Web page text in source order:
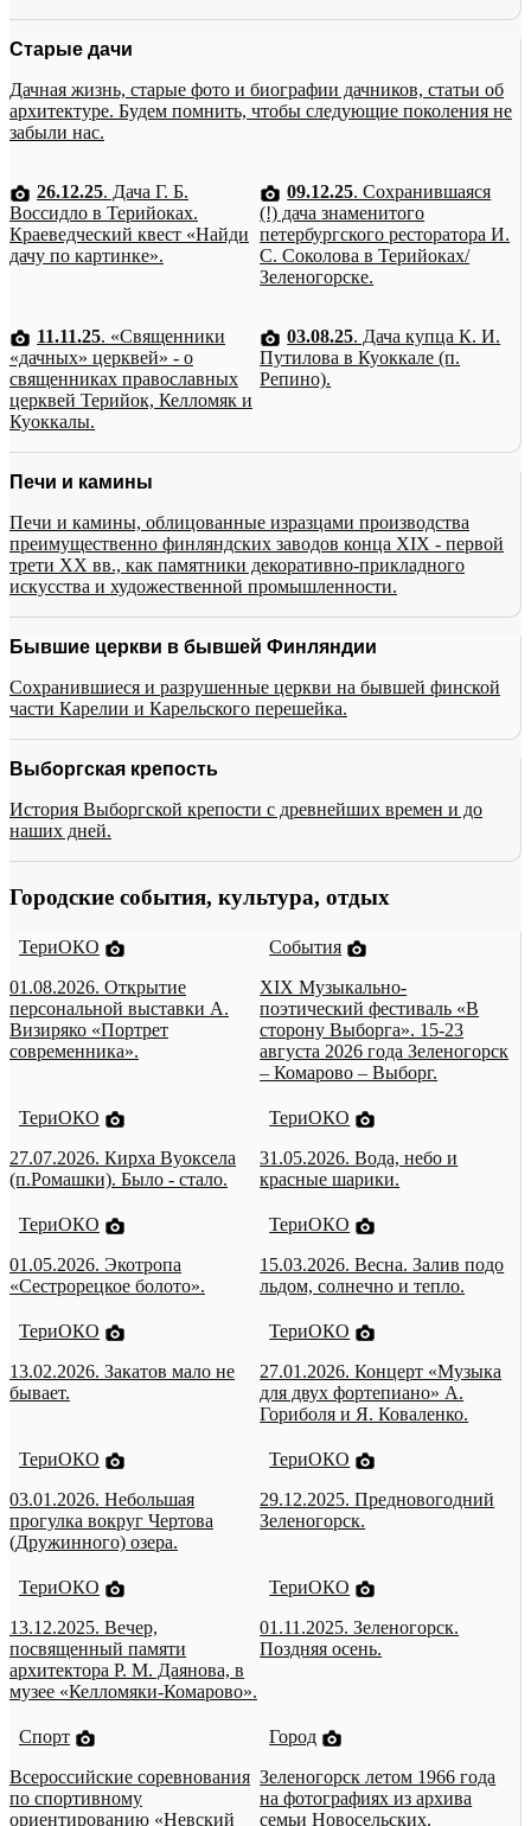
Старые дачи
Дачная жизнь, старые фото и биографии дачников, статьи об
архитектуре. Будем помнить, чтобы следующие поколения не
забыли нас.
26.12.25. Дача Г. Б.
Воссидло в Терийоках.
Краеведческий квест «Найди
дачу по картинке».
09.12.25. Сохранившаяся
(!) дача знаменитого
петербургского ресторатора И.
С. Соколова в Терийоках/
Зеленогорске.
11.11.25. «Священники
«дачных» церквей» - о
священниках православных
церквей Терийок, Келломяк и
Куоккалы.
03.08.25. Дача купца К. И.
Путилова в Куоккале (п.
Репино).
Печи и камины
Печи и камины, облицованные изразцами производства
преимущественно финляндских заводов конца XIX - первой
трети XX вв., как памятники декоративно-прикладного
искусства и художественной промышленности.
Бывшие церкви в бывшей Финляндии
Сохранившиеся и разрушенные церкви на бывшей финской
части Карелии и Карельского перешейка.
Выборгская крепость
История Выборгской крепости с древнейших времен и до
наших дней.
Городские события, культура, отдых
ТериОКО
01.08.2026. Открытие
персональной выставки А.
Визиряко «Портрет
современника».
События
XIX Музыкально-
поэтический фестиваль «В
сторону Выборга». 15-23
августа 2026 года Зеленогорск
– Комарово – Выборг.
ТериОКО
27.07.2026. Кирха Вуоксела
(п.Ромашки). Было - стало.
ТериОКО
31.05.2026. Вода, небо и
красные шарики.
ТериОКО
01.05.2026. Экотропа
«Сестрорецкое болото».
ТериОКО
15.03.2026. Весна. Залив подо
льдом, солнечно и тепло.
ТериОКО
13.02.2026. Закатов мало не
бывает.
ТериОКО
27.01.2026. Концерт «Музыка
для двух фортепиано» А.
Гориболя и Я. Коваленко.
ТериОКО
03.01.2026. Небольшая
прогулка вокруг Чертова
(Дружинного) озера.
ТериОКО
29.12.2025. Предновогодний
Зеленогорск.
ТериОКО
13.12.2025. Вечер,
посвященный памяти
архитектора Р. М. Даянова, в
музее «Келломяки-Комарово».
ТериОКО
01.11.2025. Зеленогорск.
Поздняя осень.
Спорт
Всероссийские соревнования
по спортивному
ориентированию «Невский
Город
Зеленогорск летом 1966 года
на фотографиях из архива
семьи Новосельских.